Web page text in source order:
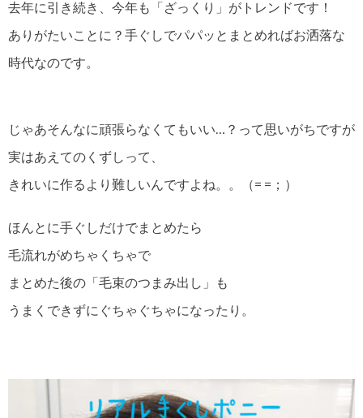
去年に引き続き、今年も「ざっくり」がトレンドです！
ありがたいことに？手ぐしでパパッとまとめればお洒落な
時代なのです。
じゃあそんなに頑張らなくてもいい…？って思いがちですが
実はあえてのくずしって、
きれいに作るより難しいんですよね。。（= =；）
ほんとに手ぐしだけでまとめたら
毛流れがめちゃくちゃで
まとめた後の「毛束のつまみ出し」も
うまくできずにぐちゃぐちゃになったり。